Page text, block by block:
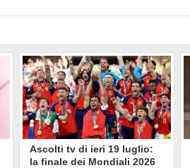
Ascolti tv di ieri 19 luglio:
la finale dei Mondiali 2026